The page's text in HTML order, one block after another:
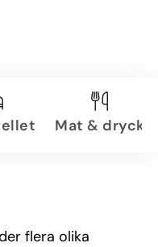
Mat & dryck
flera olika